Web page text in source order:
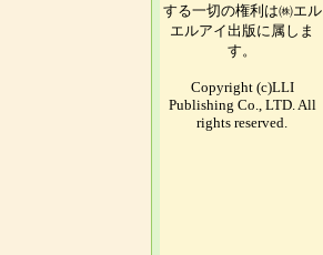
する一切の権利は㈱エル
エルアイ出版に属しま
す。
Copyright (c)LLI
Publishing Co., LTD. All
rights reserved.